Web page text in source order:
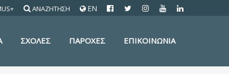
EN
ΑΝΑΖΗΤΗΣΗ
ΣΧΟΛΕΣ ΠΑΡΟΧΕΣ ΕΠΙΚΟΙΝΩΝΙΑ